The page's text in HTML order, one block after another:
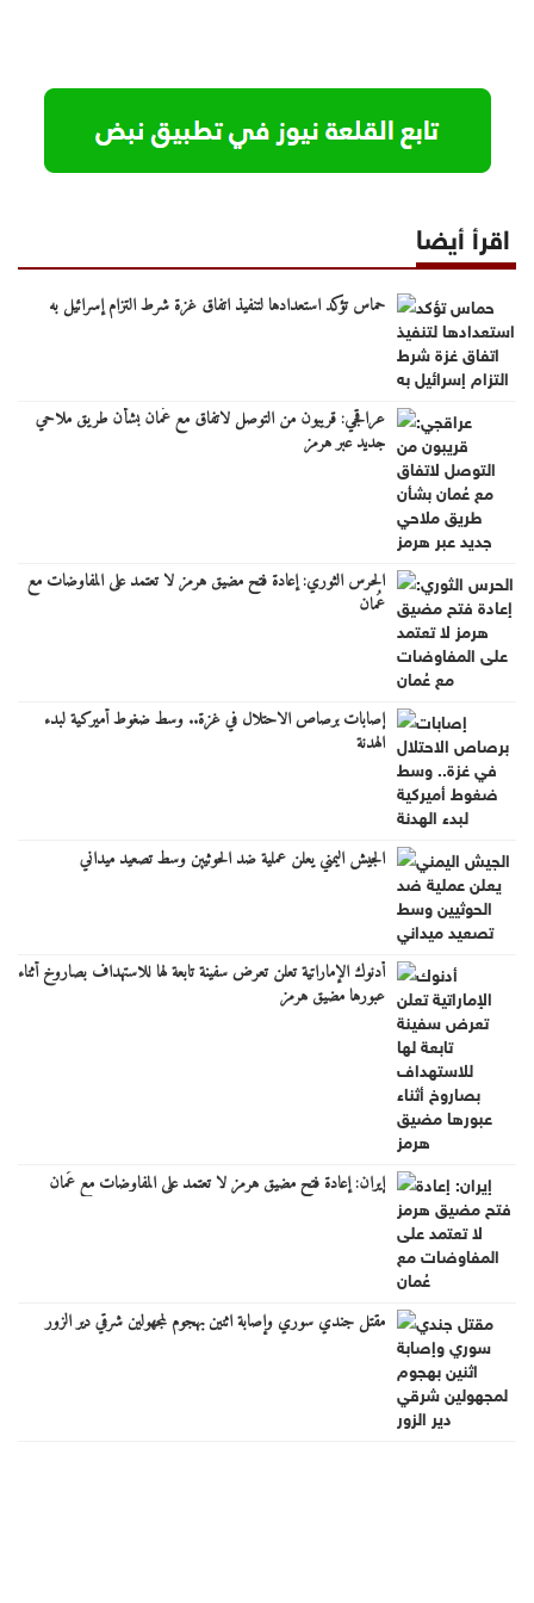
اقرأ أيضا
حماس تؤكد استعدادها لتنفيذ اتفاق غزة شرط التزام إسرائيل به
عراقجي: قريبون من التوصل لاتفاق مع عُمان بشأن طريق ملاحي
جديد عبر هرمز
الحرس الثوري: إعادة فتح مضيق هرمز لا تعتمد على المفاوضات مع
عُمان
إصابات برصاص الاحتلال في غزة.. وسط ضغوط أميركية لبدء
الهدنة
الجيش اليمني يعلن عملية ضد الحوثيين وسط تصعيد ميداني
أدنوك الإماراتية تعلن تعرض سفينة تابعة لها للاستهداف بصاروخ أثناء
عبورها مضيق هرمز
إيران: إعادة فتح مضيق هرمز لا تعتمد على المفاوضات مع عُمان
مقتل جندي سوري وإصابة اثنين بهجوم لمجهولين شرقي دير الزور